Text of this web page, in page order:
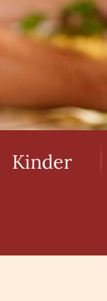
Kinder